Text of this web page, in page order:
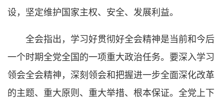
设，坚定维护国家主权、安全、发展利益。
全会指出，学习好贯彻好全会精神是当前和今后
一个时期全党全国的一项重大政治任务。要深入学习
领会全会精神，深刻领会和把握进一步全面深化改革
的主题、重大原则、重大举措、根本保证。全党上下